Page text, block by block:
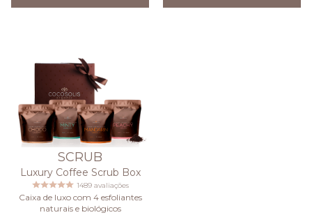
SCRUB
Luxury Coffee Scrub Box
1489 avaliações
Caixa de luxo com 4 esfoliantes
naturais e biológicos